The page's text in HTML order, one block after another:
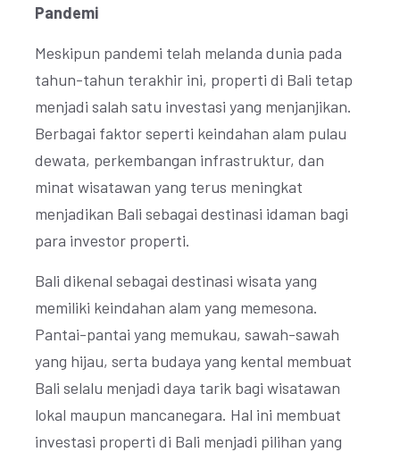
Pandemi
Meskipun pandemi telah melanda dunia pada
tahun-tahun terakhir ini, properti di Bali tetap
menjadi salah satu investasi yang menjanjikan.
Berbagai faktor seperti keindahan alam pulau
dewata, perkembangan infrastruktur, dan
minat wisatawan yang terus meningkat
menjadikan Bali sebagai destinasi idaman bagi
para investor properti.
Bali dikenal sebagai destinasi wisata yang
memiliki keindahan alam yang memesona.
Pantai-pantai yang memukau, sawah-sawah
yang hijau, serta budaya yang kental membuat
Bali selalu menjadi daya tarik bagi wisatawan
lokal maupun mancanegara. Hal ini membuat
investasi properti di Bali menjadi pilihan yang